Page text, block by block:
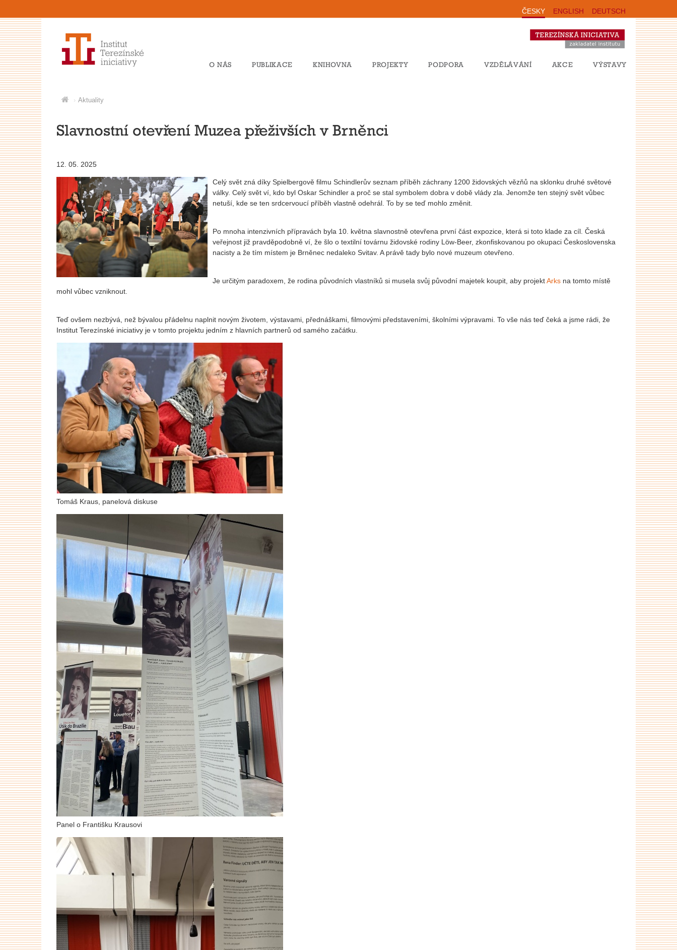
O NÁS PUBLIKACE KNIHOVNA PROJEKTY PODPORA VZDĚLÁVÁNÍ AKCE VÝSTAVY
ČESKY ENGLISH DEUTSCH
Aktuality
Slavnostní otevření Muzea přeživších v Brněnci
12. 05. 2025
Celý svět zná díky Spielbergově filmu Schindlerův seznam příběh záchrany 1200 židovských vězňů na sklonku druhé světové
války. Celý svět ví, kdo byl Oskar Schindler a proč se stal symbolem dobra v době vlády zla. Jenomže ten stejný svět vůbec
netuší, kde se ten srdcervoucí příběh vlastně odehrál. To by se teď mohlo změnit.
Po mnoha intenzivních přípravách byla 10. května slavnostně otevřena první část expozice, která si toto klade za cíl. Česká
veřejnost již pravděpodobně ví, že šlo o textilní továrnu židovské rodiny Löw-Beer, zkonfiskovanou po okupaci Československa
nacisty a že tím místem je Brněnec nedaleko Svitav. A právě tady bylo nové muzeum otevřeno.
Je určitým paradoxem, že rodina původních vlastníků si musela svůj původní majetek koupit, aby projektArks na tomto místě
mohl vůbec vzniknout.
Teď ovšem nezbývá, než bývalou přádelnu naplnit novým životem, výstavami, přednáškami, filmovými představeními, školními výpravami. To vše nás teď čeká a jsme rádi, že
Institut Terezínské iniciativy je v tomto projektu jedním z hlavních partnerů od samého začátku.
Tomáš Kraus, panelová diskuse
Panel o Františku Krausovi